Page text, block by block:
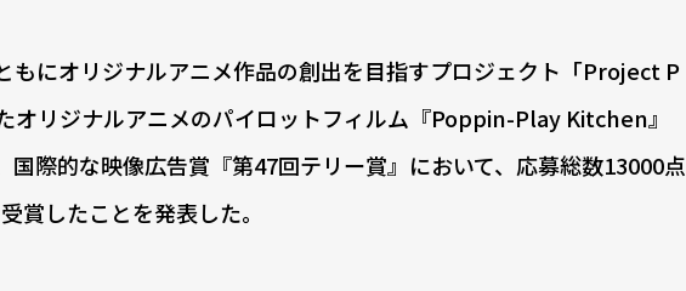
もにオリジナルアニメ作品の創出を目指すプロジェクト「Project P
オリジナルアニメのパイロットフィルム『Poppin-Play Kitchen』
国際的な映像広告賞『第47回テリー賞』において、応募総数13000点
賞したことを発表した。